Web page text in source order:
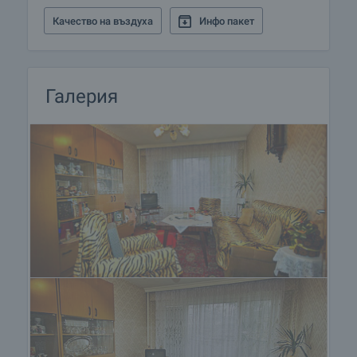
Качество на въздуха Инфо пакет
Галерия